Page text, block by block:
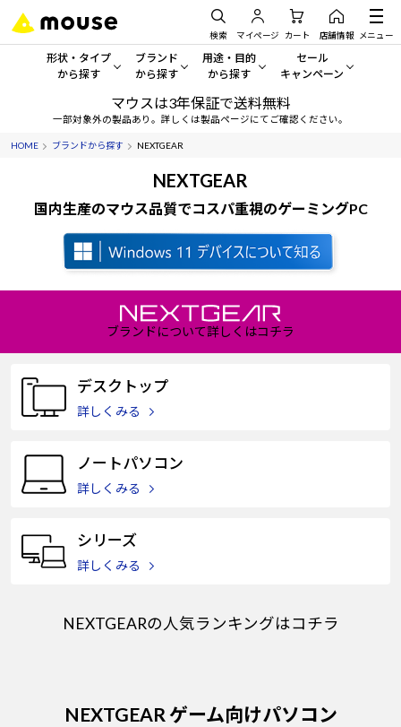
検索 マイページ カート 店舗情報 メニュー
形状・タイプ
から探す
形状・タイプから探す をすべてみる
デスクトップPC
タブレット
ワークステーション
Windows 11 |Copilot+ PC
ブランド
から探す
mouse
G TUNE
DAIV
iiyama
用途・目的
から探す
一般向けパソコン
ビジネス向けパソコン
スペック/パーツ別
セール
キャンペーン
セール・キャンペー
アウトレットパソコン
おすすめ目玉パソコン
今イチオシのパソコンをピ
Windows 11
マウスは3年保証で送料無料
一部対象外の製品あり。詳しくは製品ページにてご確認ください。
HOME ブランドから探す NEXTGEAR
NEXTGEAR
国内生産のマウス品質でコスパ重視のゲーミングPC
ブランドについて詳しくはコチラ
デスクトップ
詳しくみる
ノートパソコン
詳しくみる
シリーズ
詳しくみる
NEXTGEARの人気ランキングはコチラ
NEXTGEAR ゲーム向けパソコン